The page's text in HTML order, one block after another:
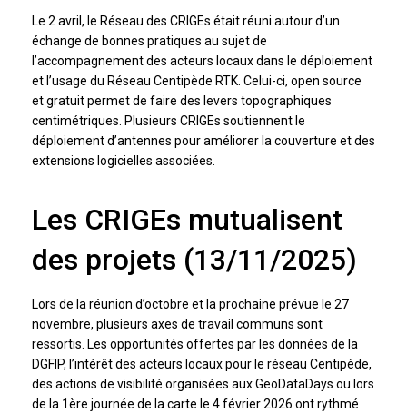
Le 2 avril, le Réseau des CRIGEs était réuni autour d’un
échange de bonnes pratiques au sujet de
l’accompagnement des acteurs locaux dans le déploiement
et l’usage du Réseau Centipède RTK. Celui-ci, open source
et gratuit permet de faire des levers topographiques
centimétriques. Plusieurs CRIGEs soutiennent le
déploiement d’antennes pour améliorer la couverture et des
extensions logicielles associées.
Les CRIGEs mutualisent
des projets (13/11/2025)
Lors de la réunion d’octobre et la prochaine prévue le 27
novembre, plusieurs axes de travail communs sont
ressortis. Les opportunités offertes par les données de la
DGFIP, l’intérêt des acteurs locaux pour le réseau Centipède,
des actions de visibilité organisées aux GeoDataDays ou lors
de la 1ère journée de la carte le 4 février 2026 ont rythmé